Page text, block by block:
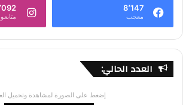
8٬147
معجب
العدد الحالي:
إضغط على الصورة لمشاهدة وتحميل